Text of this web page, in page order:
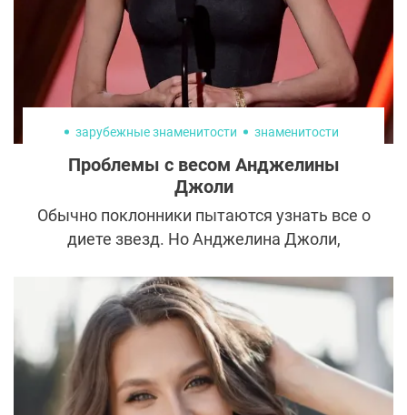
глаз. А если есть проблема, то у
специалистов найдется и несколько
способов ее решения.
зарубежные знаменитости знаменитости
Проблемы с весом Анджелины
Джоли
Обычно поклонники пытаются узнать все о
диете звезд. Но Анджелина Джоли,
всего 47 кг, не вызывает зависти и
восхищения. Фанаты пытаются узнать
истинные причины резкой потери веса
звезды и настоятельно просят ее пройти
лечение.